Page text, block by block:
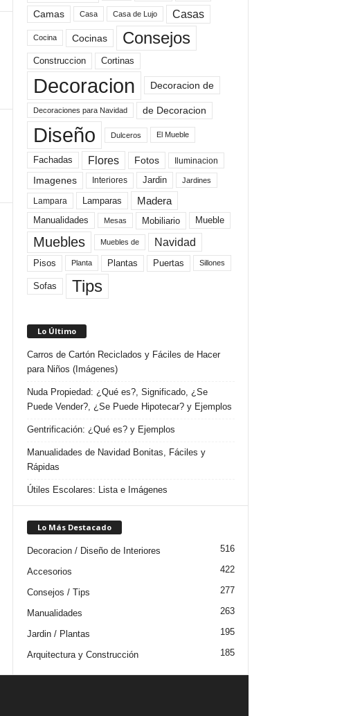
Camas Casa Casa de Lujo Casas
Cocina Cocinas Consejos
Construccion Cortinas
Decoracion Decoracion de
Decoraciones para Navidad de Decoracion
Diseño Dulceros El Mueble
Fachadas Flores Fotos Iluminacion
Imagenes Interiores Jardin Jardines
Lampara Lamparas Madera
Manualidades Mesas Mobiliario Mueble
Muebles Muebles de Navidad
Pisos Planta Plantas Puertas Sillones
Sofas Tips
Lo Último
Carros de Cartón Reciclados y Fáciles de Hacer
para Niños (Imágenes)
Nuda Propiedad: ¿Qué es?, Significado, ¿Se
Puede Vender?, ¿Se Puede Hipotecar? y Ejemplos
Gentrificación: ¿Qué es? y Ejemplos
Manualidades de Navidad Bonitas, Fáciles y
Rápidas
Útiles Escolares: Lista e Imágenes
Lo Más Destacado
Decoracion / Diseño de Interiores 516
Accesorios 422
Consejos / Tips 277
Manualidades 263
Jardin / Plantas 195
Arquitectura y Construcción 185